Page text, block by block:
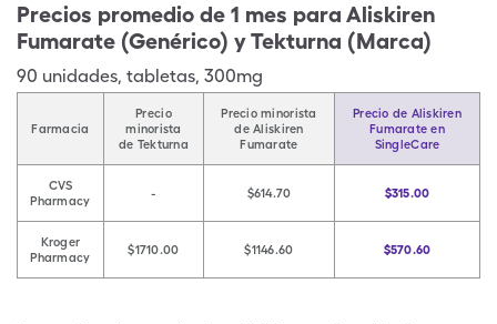
Precios promedio de 1 mes para Aliskiren
Fumarate (Genérico) y Tekturna (Marca)
90 unidades, tabletas, 300mg
Farmacia
Precio
minorista
de Tekturna
Precio minorista
de Aliskiren
Fumarate
Precio de Aliskiren
Fumarate en
SingleCare
CVS
Pharmacy
- $614.70 $315.00
Kroger
Pharmacy
$1710.00 $1146.60 $570.60